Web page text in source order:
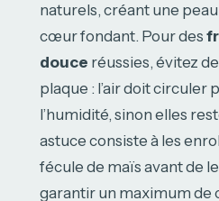
naturels, créant une
cœur fondant. Pour des
douce réussies, évitez
plaque : l’air doit circuler
l’humidité, sinon elles
astuce consiste à les
fécule de maïs avant de
garantir un maximum de